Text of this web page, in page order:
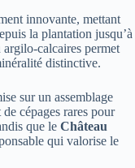
innovante, mettant
la plantation jusqu’à
calcaires permet
distinctive.
sur un assemblage
cépages rares pour
que le Château
qui valorise le